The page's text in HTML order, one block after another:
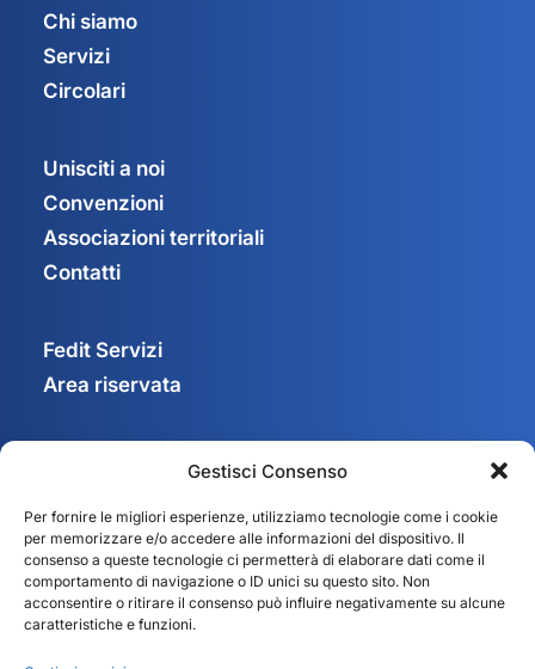
Gestisci Consenso
Per fornire le migliori esperienze, utilizziamo tecnologie come i cookie
per memorizzare e/o accedere alle informazioni del dispositivo. Il
consenso a queste tecnologie ci permetterà di elaborare dati come il
comportamento di navigazione o ID unici su questo sito. Non
acconsentire o ritirare il consenso può influire negativamente su alcune
caratteristiche e funzioni.
Chi siamo
Servizi
Circolari
Unisciti a noi
Convenzioni
Associazioni territoriali
Contatti
Fedit Servizi
Area riservata
Cookie Policy
Gestisci consenso